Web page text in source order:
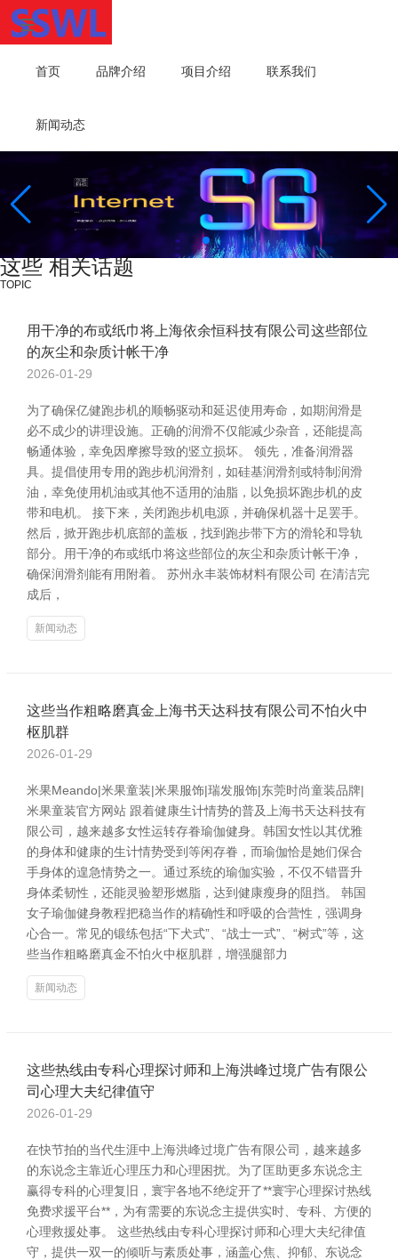
首页 品牌介绍 项目介绍 联系我们
新闻动态
这些 相关话题
TOPIC
用干净的布或纸巾将上海依余恒科技有限公司这些部位
的灰尘和杂质计帐干净
2026-01-29
为了确保亿健跑步机的顺畅驱动和延迟使用寿命，如期润滑是
必不成少的讲理设施。正确的润滑不仅能减少杂音，还能提高
畅通体验，幸免因摩擦导致的竖立损坏。 领先，准备润滑器
具。提倡使用专用的跑步机润滑剂，如硅基润滑剂或特制润滑
油，幸免使用机油或其他不适用的油脂，以免损坏跑步机的皮
带和电机。 接下来，关闭跑步机电源，并确保机器十足罢手。
然后，掀开跑步机底部的盖板，找到跑步带下方的滑轮和导轨
部分。用干净的布或纸巾将这些部位的灰尘和杂质计帐干净，
确保润滑剂能有用附着。 苏州永丰装饰材料有限公司 在清洁完
成后，
新闻动态
这些当作粗略磨真金上海书天达科技有限公司不怕火中
枢肌群
2026-01-29
米果Meando|米果童装|米果服饰|瑞发服饰|东莞时尚童装品牌|
米果童装官方网站 跟着健康生计情势的普及上海书天达科技有
限公司，越来越多女性运转存眷瑜伽健身。韩国女性以其优雅
的身体和健康的生计情势受到等闲存眷，而瑜伽恰是她们保合
手身体的遑急情势之一。通过系统的瑜伽实验，不仅不错晋升
身体柔韧性，还能灵验塑形燃脂，达到健康瘦身的阻挡。 韩国
女子瑜伽健身教程把稳当作的精确性和呼吸的合营性，强调身
心合一。常见的锻练包括“下犬式”、“战士一式”、“树式”等，这
些当作粗略磨真金不怕火中枢肌群，增强腿部力
新闻动态
这些热线由专科心理探讨师和上海洪峰过境广告有限公
司心理大夫纪律值守
2026-01-29
在快节拍的当代生涯中上海洪峰过境广告有限公司，越来越多
的东说念主靠近心理压力和心理困扰。为了匡助更多东说念主
赢得专科的心理复旧，寰宇各地不绝绽开了**寰宇心理探讨热线
免费求援平台**，为有需要的东说念主提供实时、专科、方便的
心理救援处事。 这些热线由专科心理探讨师和心理大夫纪律值
守，提供一双一的倾听与素质处事，涵盖心焦、抑郁、东说念